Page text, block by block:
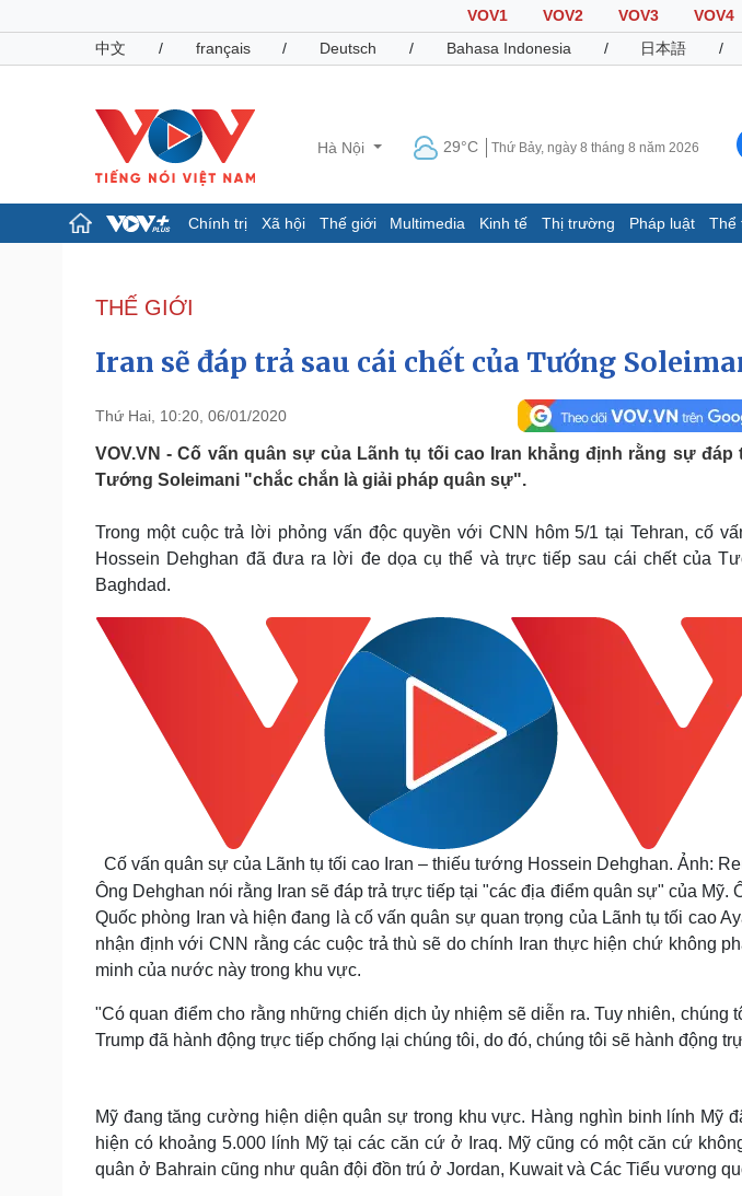
VOV1 VOV2 VOV3 VOV4
中文
/ français / Deutsch / Bahasa Indonesia / 日本語 /
Hà Nội 29°C Thứ Bảy, ngày 8 tháng 8 năm 2026
Chính trị Xã hội Thế giới Multimedia Kinh tế Thị trường Pháp luật Thể
Đảng
Tổ chức nhân sự
Nhận diện sự thật
Dấu ấn VOV
Pháp luật
Vụ án
Tư vấn luật
Quân sự - Quốc phòng
Vũ khí
Phân tích
Thể thao
Thế giới thể thao
eSports
Hậu trường
Dinh dưỡng - món ngon
Cây thuốc
Sản phụ khoa
Nhi khoa
Nam khoa
Làm đẹp - giảm cân
Phòng mạch online
Ăn sạch sống khỏe
Nhà đẹp
Blog
Tình yêu - Gia đình
Sân khấu - Điện ảnh
Văn học
Âm nhạc
Di sản
THẾ GIỚI
Iran sẽ đáp trả sau cái chết của Tướng
Thứ Hai, 10:20, 06/01/2020
VOV.VN - Cố vấn quân sự của Lãnh tụ tối cao Iran khẳng định rằng sự
Tướng Soleimani "chắc chắn là giải pháp quân sự".
Trong một cuộc trả lời phỏng vấn độc quyền với CNN hôm 5/1 tại Tehran, cố
Hossein Dehghan đã đưa ra lời đe dọa cụ thể và trực tiếp sau cái chết của
Baghdad.
Cố vấn quân sự của Lãnh tụ tối cao Iran – thiếu tướng Hossein Dehghan. Ảnh:
Ông Dehghan nói rằng Iran sẽ đáp trả trực tiếp tại "các địa điểm quân sự" của
Quốc phòng Iran và hiện đang là cố vấn quân sự quan trọng của Lãnh tụ tối cao
nhận định với CNN rằng các cuộc trả thù sẽ do chính Iran thực hiện chứ không
minh của nước này trong khu vực.
"Có quan điểm cho rằng những chiến dịch ủy nhiệm sẽ diễn ra. Tuy nhiên, chúng
Trump đã hành động trực tiếp chống lại chúng tôi, do đó, chúng tôi sẽ hành động
Mỹ đang tăng cường hiện diện quân sự trong khu vực. Hàng nghìn binh lính Mỹ
hiện có khoảng 5.000 lính Mỹ tại các căn cứ ở Iraq. Mỹ cũng có một căn cứ
quân ở Bahrain cũng như quân đội đồn trú ở Jordan, Kuwait và Các Tiểu vương